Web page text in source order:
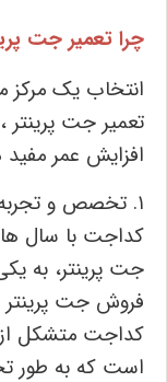
چرا تعمیر جت
انتخاب یک مرکز
تعمیر جت پرینتر ،
افزایش عمر مفید
کداجت با سال‌ ها
جت پرینتر، به
فروش جت پرینتر
کداجت متشکل از
است که به طور